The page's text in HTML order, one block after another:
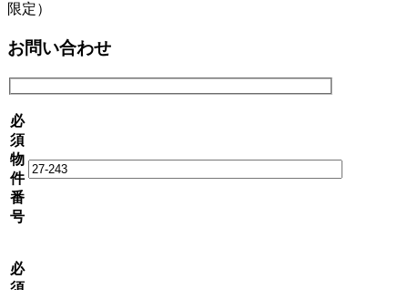
限定）
お問い合わせ
必
須
物
件
番
号
必